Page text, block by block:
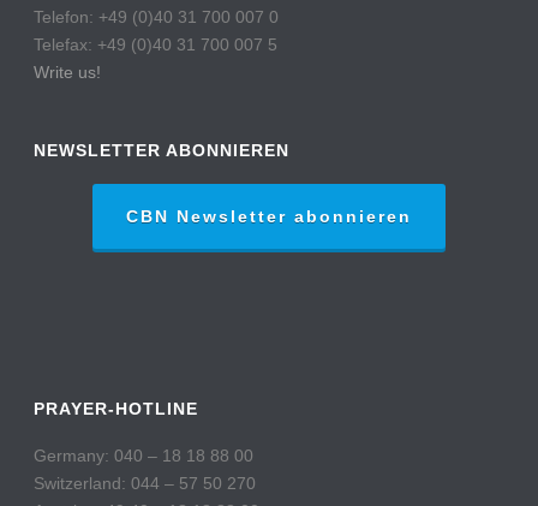
Telefon: +49 (0)40 31 700 007 0
Telefax: +49 (0)40 31 700 007 5
Write us!
NEWSLETTER ABONNIEREN
CBN Newsletter abonnieren
PRAYER-HOTLINE
Germany: 040 – 18 18 88 00
Switzerland: 044 – 57 50 270